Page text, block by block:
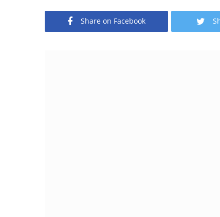
Share on Facebook